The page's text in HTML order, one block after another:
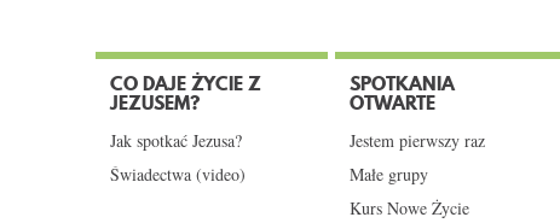
CO DAJE ŻYCIE Z
JEZUSEM?
Jak spotkać Jezusa?
Świadectwa (video)
SPOTKANIA
OTWARTE
Jestem pierwszy raz
Małe grupy
Kurs Nowe Życie